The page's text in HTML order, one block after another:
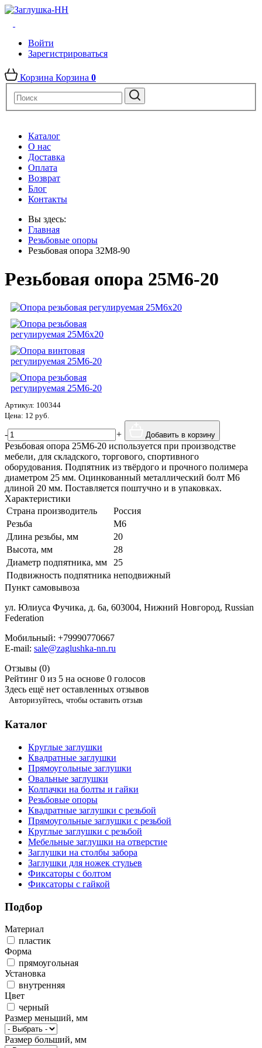
Войти
Зарегистрироваться
Корзина Корзина 0
Каталог
О нас
Доставка
Оплата
Возврат
Блог
Контакты
Вы здесь:
Главная
Резьбовые опоры
Резьбовая опора 32М8-90
Резьбовая опора 25М6-20
Артикул: 100344
Цена: 12 руб.
- + Добавить в корзину
Резьбовая опора 25М6-20 используется при производстве
мебели, для складского, торгового, спортивного
оборудования. Подпятник из твёрдого и прочного полимера
диаметром 25 мм. Оцинкованный металлический болт М6
длиной 20 мм. Поставляется поштучно и в упаковках.
Характеристики
Страна производитель
Россия
Резьба
M6
Длина резьбы, мм
20
Высота, мм
28
Диаметр подпятника, мм
25
Подвижность подпятника неподвижный
Пункт самовывоза
ул. Юлиуса Фучика, д. 6а, 603004, Нижний Новгород, Russian
Federation
Мобильный: +79990770667
E-mail: sale@zaglushka-nn.ru
Отзывы (0)
Рейтинг 0 из 5 на основе 0 голосов
Здесь ещё нет оставленных отзывов
Авторизуйтесь, чтобы оставить отзыв
Каталог
Круглые заглушки
Квадратные заглушки
Прямоугольные заглушки
Овальные заглушки
Колпачки на болты и гайки
Резьбовые опоры
Квадратные заглушки с резьбой
Прямоугольные заглушки с резьбой
Круглые заглушки с резьбой
Мебельные заглушки на отверстие
Заглушки на столбы забора
Заглушки для ножек стульев
Фиксаторы с болтом
Фиксаторы с гайкой
Подбор
Материал
пластик
Форма
прямоугольная
Установка
внутренняя
Цвет
черный
Размер меньший, мм
Размер больший, мм